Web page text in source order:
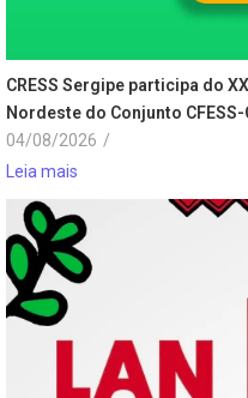
CRESS Sergipe participa do
Nordeste do Conjunto CFESS-
04/08/2026 /
Leia mais